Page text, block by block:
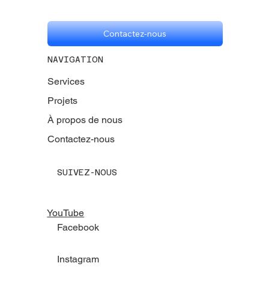
Contactez-nous
NAVIGATION
Services
Projets
À propos de nous
Contactez-nous
SUIVEZ-NOUS
Facebook
YouTube
Instagram